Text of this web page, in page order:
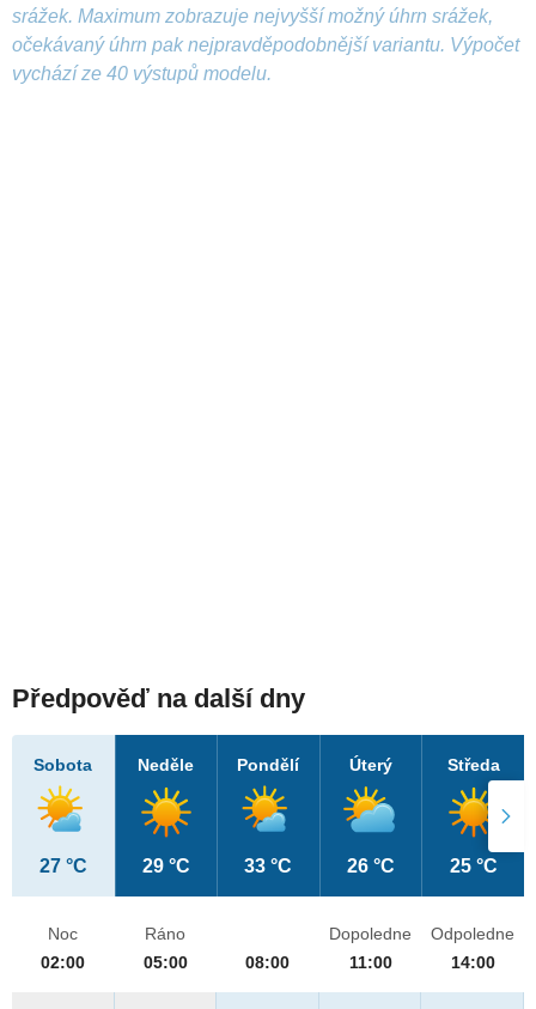
srážek. Maximum zobrazuje nejvyšší možný úhrn srážek,
očekávaný úhrn pak nejpravděpodobnější variantu. Výpočet
vychází ze 40 výstupů modelu.
Předpověď na další dny
Sobota
27 °C
Neděle
29 °C
Pondělí
33 °C
Úterý
26 °C
Středa
25 °C
Noc
02:00
Ráno
05:00
08:00
Dopoledne
11:00
Odpoledne
14:00